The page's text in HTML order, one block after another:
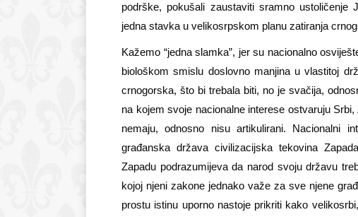
podrške, pokušali zaustaviti sramno
jedna stavka u velikosrpskom planu zatiranja
Kažemo “jedna slamka”, jer su nacionalno
biološkom smislu doslovno manjina u vlastitoj
crnogorska, što bi trebala biti, no je svačija,
na kojem svoje nacionalne interese ostvaruju
nemaju, odnosno nisu artikulirani. Nacionalni
građanska država civilizacijska tekovina
Zapadu podrazumijeva da narod svoju državu
kojoj njeni zakone jednako važe za sve njene
prostu istinu uporno nastoje prikriti kako